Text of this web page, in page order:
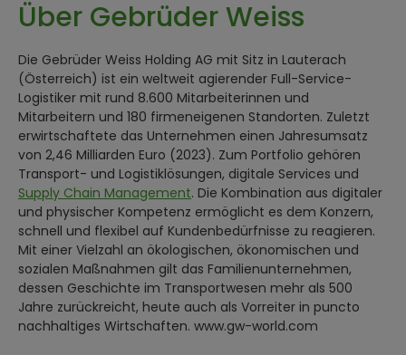
Über Gebrüder Weiss
Die Gebrüder Weiss Holding AG mit Sitz in Lauterach
(Österreich) ist ein weltweit agierender Full-Service-
Logistiker mit rund 8.600 Mitarbeiterinnen und
Mitarbeitern und 180 firmeneigenen Standorten. Zuletzt
erwirtschaftete das Unternehmen einen Jahresumsatz
von 2,46 Milliarden Euro (2023). Zum Portfolio gehören
Transport- und Logistiklösungen, digitale Services und
Supply Chain Management. Die Kombination aus digitaler
und physischer Kompetenz ermöglicht es dem Konzern,
schnell und flexibel auf Kundenbedürfnisse zu reagieren.
Mit einer Vielzahl an ökologischen, ökonomischen und
sozialen Maßnahmen gilt das Familienunternehmen,
dessen Geschichte im Transportwesen mehr als 500
Jahre zurückreicht, heute auch als Vorreiter in puncto
nachhaltiges Wirtschaften. www.gw-world.com